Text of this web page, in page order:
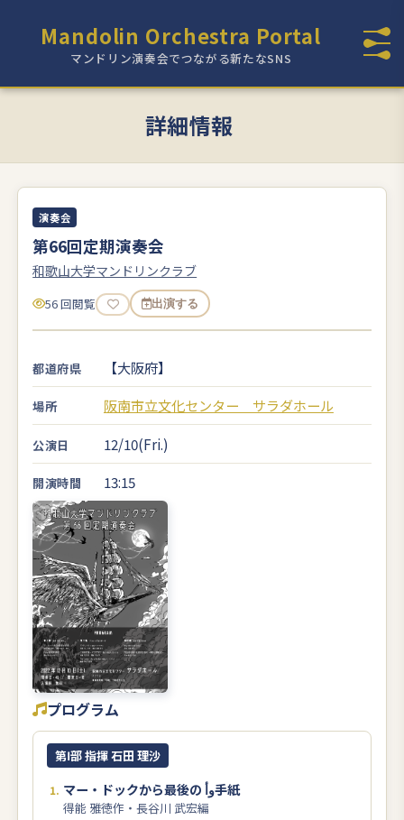
Mandolin Orchestra Portal
マンドリン演奏会でつながる新たなSNS
詳細情報
演奏会
第66回定期演奏会
和歌山大学マンドリンクラブ
56 回閲覧 出演する
都道府県 【大阪府】
場所 阪南市立文化センター サラダホール
公演日 12/10(Fri.)
開演時間 13:15
プログラム
第Ⅰ部 指揮 石田 理沙
マー・ドックから最後の وأ手紙
得能 雅徳作・長谷川 武宏編